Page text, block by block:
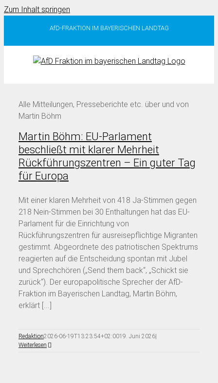
Zum Inhalt springen
AfD-FRAKTION IM BAYERISCHEN LANDTAG
Alle Mitteilungen, Presseberichte etc. über und von
Martin Böhm
Martin Böhm: EU-Parlament
beschließt mit klarer Mehrheit
Rückführungszentren – Ein guter Tag
für Europa
Mit einer klaren Mehrheit von 418 Ja-Stimmen gegen
218 Nein-Stimmen bei 30 Enthaltungen hat das EU-
Parlament für die Einrichtung von
Rückführungszentren für ausreisepflichtige Migranten
gestimmt. Abgeordnete des patriotischen Spektrums
reagierten auf die Entscheidung spontan mit Jubel
und Sprechchören („Send them back“, „Schickt sie
zurück“). Der europapolitische Sprecher der AfD-
Fraktion im Bayerischen Landtag, Martin Böhm,
erklärt [...]
Redaktion2026-06-19T13:23:54+02:0019. Juni 2026|
Weiterlesen